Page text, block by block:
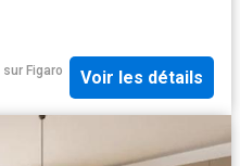
sur Figaro
Voir les détails